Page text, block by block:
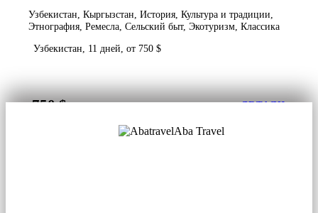
Узбекистан, Кыргызстан, История, Культура и традиции,
Этнография, Ремесла, Сельский быт, Экотуризм, Классика
Узбекистан, 11 дней, от 750 $
от750 $ ДЕТАЛИ
Aba Travel